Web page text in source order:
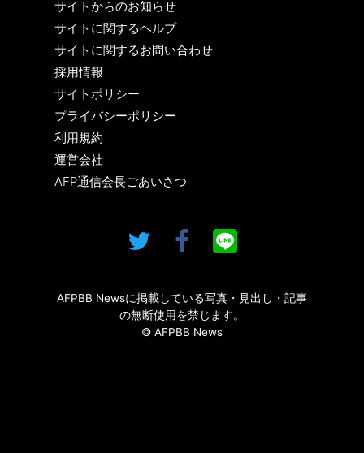
サイトからのお知らせ
サイトに関するヘルプ
サイトに関するお問い合わせ
採用情報
サイトポリシー
プライバシーポリシー
利用規約
運営会社
AFP通信会長ごあいさつ
AFPBB Newsに掲載している写真・見出し・記事
の無断使用を禁じます。
© AFPBB News